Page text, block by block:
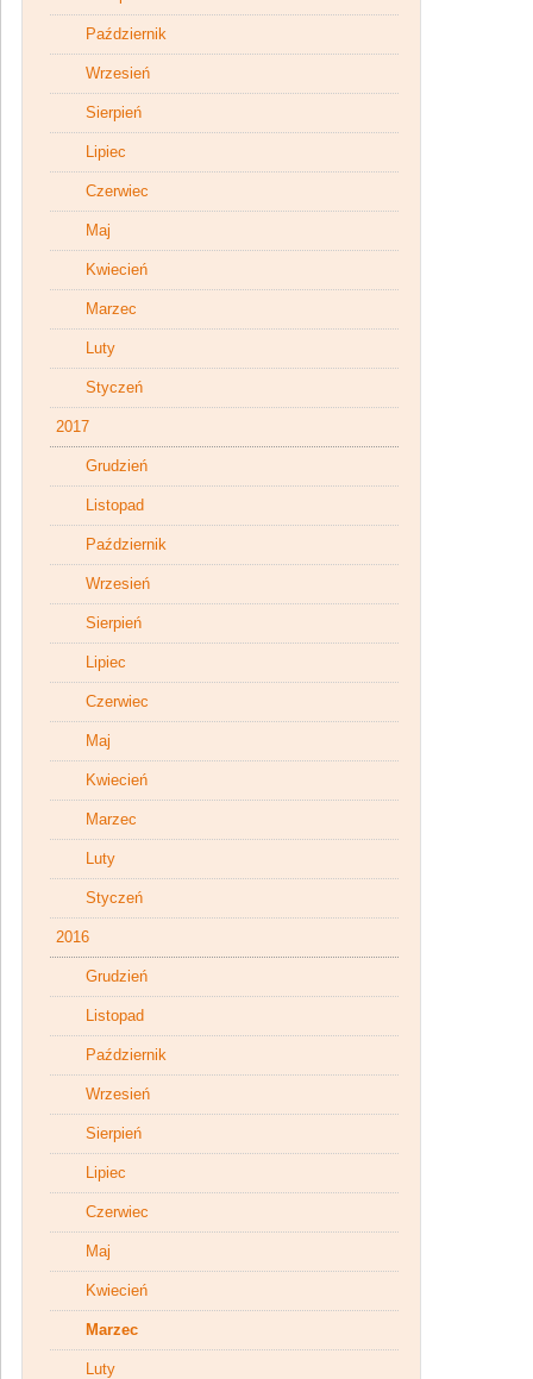
Październik
Wrzesień
Sierpień
Lipiec
Czerwiec
Maj
Kwiecień
Marzec
Luty
Styczeń
2017
Grudzień
Listopad
Październik
Wrzesień
Sierpień
Lipiec
Czerwiec
Maj
Kwiecień
Marzec
Luty
Styczeń
2016
Grudzień
Listopad
Październik
Wrzesień
Sierpień
Lipiec
Czerwiec
Maj
Kwiecień
Marzec
Luty